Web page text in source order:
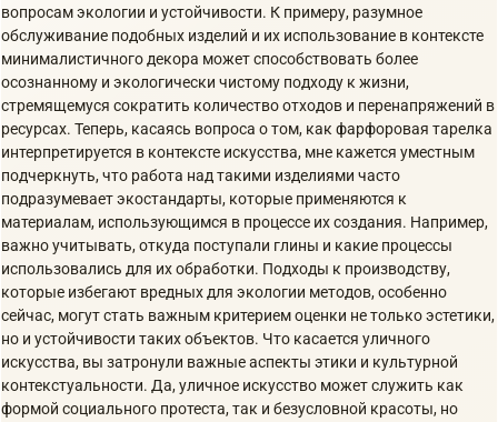
вопросам экологии и устойчивости. К примеру, разумное
обслуживание подобных изделий и их использование в контексте
минималистичного декора может способствовать более
осознанному и экологически чистому подходу к жизни,
стремящемуся сократить количество отходов и перенапряжений в
ресурсах. Теперь, касаясь вопроса о том, как фарфоровая тарелка
интерпретируется в контексте искусства, мне кажется уместным
подчеркнуть, что работа над такими изделиями часто
подразумевает экостандарты, которые применяются к
материалам, использующимся в процессе их создания. Например,
важно учитывать, откуда поступали глины и какие процессы
использовались для их обработки. Подходы к производству,
которые избегают вредных для экологии методов, особенно
сейчас, могут стать важным критерием оценки не только эстетики,
но и устойчивости таких объектов. Что касается уличного
искусства, вы затронули важные аспекты этики и культурной
контекстуальности. Да, уличное искусство может служить как
формой социального протеста, так и безусловной красоты, но